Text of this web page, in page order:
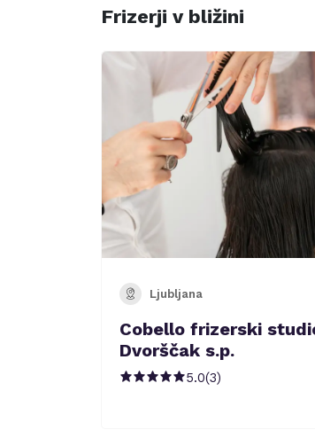
Frizerji v bližini
Ljubljana
Cobello frizerski
Dvorščak s.p.
5.0(3)